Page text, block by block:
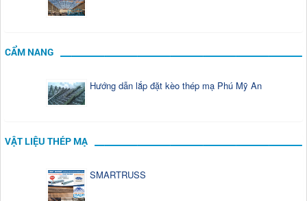
CẨM NANG
Hướng dẫn lắp đặt kèo thép mạ Phú Mỹ An
VẬT LIỆU THÉP MẠ
SMARTRUSS